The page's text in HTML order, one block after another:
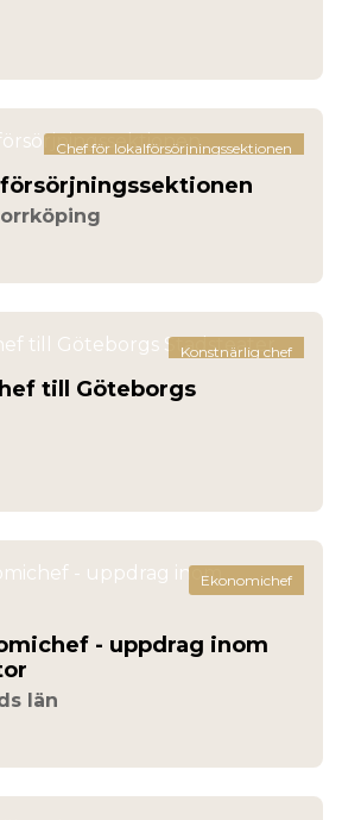
Chef för lokalförsörjningssektionen
Konstnärlig chef
till Göteborgs
Ekonomichef
- uppdrag inom
län